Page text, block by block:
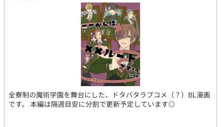
全寮制の魔術学園を舞台にした、ドタバタラブコメ（？）BL漫画
です。 本編は隔週目安に分割で更新予定しています◎